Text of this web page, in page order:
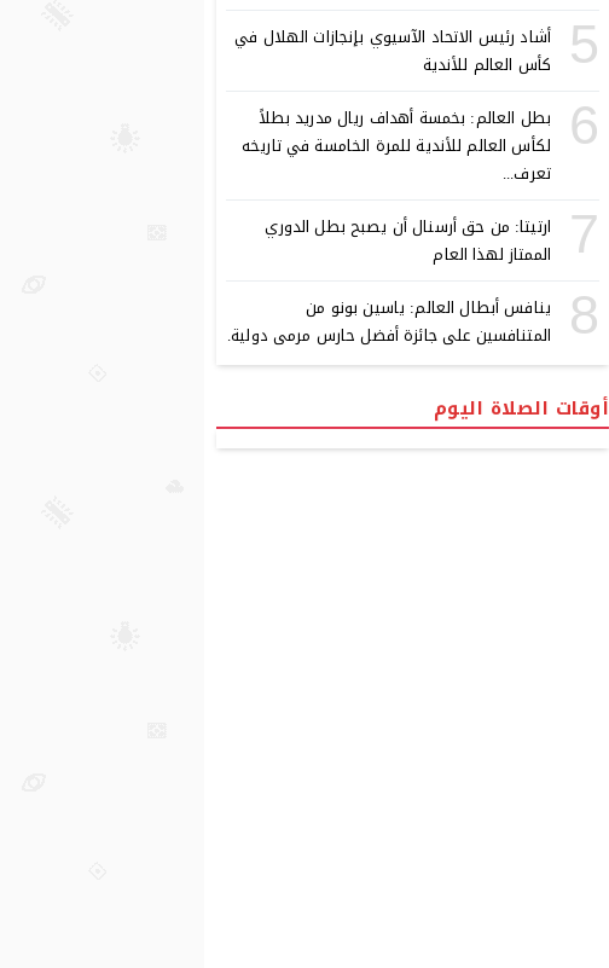
5
أشاد رئيس الاتحاد الآسيوي بإنجازات الهلال في
كأس العالم للأندية
6
بطل العالم: بخمسة أهداف ريال مدريد بطلاً
لكأس العالم للأندية للمرة الخامسة في تاريخه
تعرف...
7
ارتيتا: من حق أرسنال أن يصبح بطل الدوري
الممتاز لهذا العام
8
ينافس أبطال العالم: ياسين بونو من
المتنافسين على جائزة أفضل حارس مرمى دولية.
أوقات الصلاة اليوم